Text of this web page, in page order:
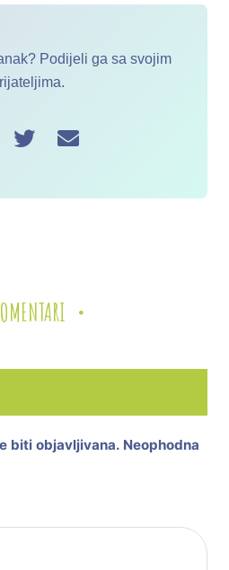
Podijeli ga sa svojim
biti objavljivana. Neophodna